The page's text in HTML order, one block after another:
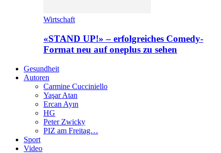
Wirtschaft
«STAND UP!» – erfolgreiches Comedy-
Format neu auf oneplus zu sehen
Gesundheit
Autoren
Carmine Cucciniello
Yaşar Atan
Ercan Ayın
HG
Peter Zwicky
PIZ am Freitag…
Sport
Video